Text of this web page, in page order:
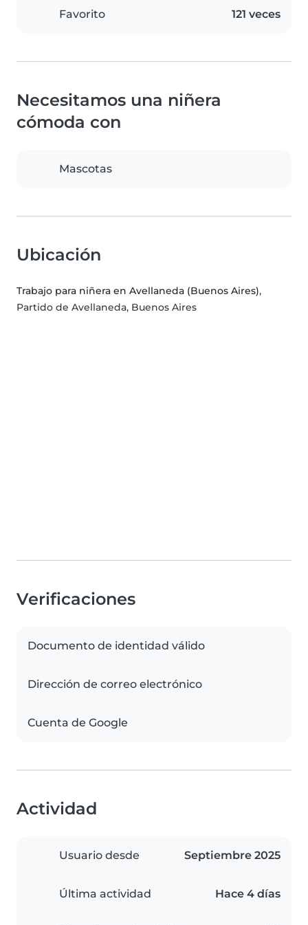
Favorito 121 veces
Necesitamos una niñera
cómoda con
Mascotas
Ubicación
Trabajo para niñera en Avellaneda (Buenos Aires),
Partido de Avellaneda, Buenos Aires
Verificaciones
Documento de identidad válido
Dirección de correo electrónico
Cuenta de Google
Actividad
Usuario desde Septiembre 2025
Última actividad Hace 4 días